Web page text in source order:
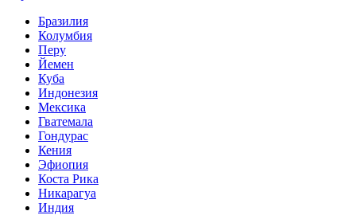
Бразилия
Колумбия
Перу
Йемен
Куба
Индонезия
Мексика
Гватемала
Гондурас
Кения
Эфиопия
Коста Рика
Никарагуа
Индия